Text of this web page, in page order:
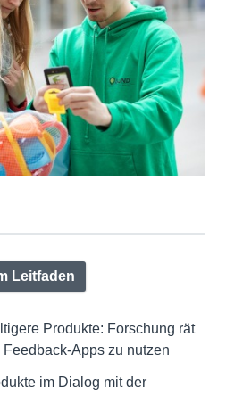
Leitfaden
Produkte: Forschung rät
Apps zu nutzen
im Dialog mit der